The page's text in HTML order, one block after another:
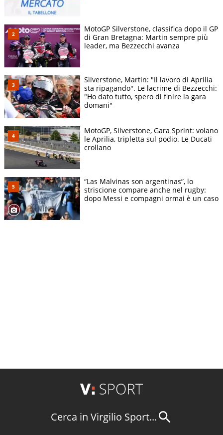
MotoGP Silverstone, classifica dopo il GP
di Gran Bretagna: Martin sempre più
leader, ma Bezzecchi avanza
Silverstone, Martin: "Il lavoro di Aprilia
sta ripagando". Le lacrime di Bezzecchi:
"Ho dato tutto, spero di finire la gara
domani"
MotoGP, Silverstone, Gara Sprint: volano
le Aprilia, tripletta sul podio. Le Ducati
crollano
“Las Malvinas son argentinas”, lo
striscione compare anche nel rugby:
dopo Messi e compagni ormai è un caso
Cerca in Virgilio Sport...